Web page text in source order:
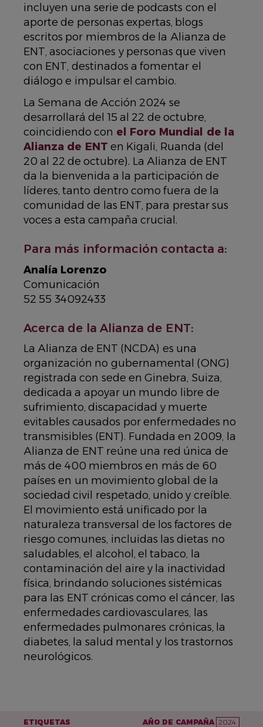
incluyen una serie de podcasts con el
aporte de personas expertas, blogs
escritos por miembros de la Alianza de
ENT, asociaciones y personas que viven
con ENT, destinados a fomentar el
diálogo e impulsar el cambio.
La Semana de Acción 2024 se
desarrollará del 15 al 22 de octubre,
coincidiendo con el Foro Mundial de la
Alianza de ENT en Kigali, Ruanda (del
20 al 22 de octubre). La Alianza de ENT
da la bienvenida a la participación de
líderes, tanto dentro como fuera de la
comunidad de las ENT, para prestar sus
voces a esta campaña crucial.
Para más información contacta a:
Analía Lorenzo
Comunicación
52 55 34092433
Acerca de la Alianza de ENT:
La Alianza de ENT (NCDA) es una
organización no gubernamental (ONG)
registrada con sede en Ginebra, Suiza,
dedicada a apoyar un mundo libre de
sufrimiento, discapacidad y muerte
evitables causados por enfermedades no
transmisibles (ENT). Fundada en 2009, la
Alianza de ENT reúne una red única de
más de 400 miembros en más de 60
países en un movimiento global de la
sociedad civil respetado, unido y creíble.
El movimiento está unificado por la
naturaleza transversal de los factores de
riesgo comunes, incluidas las dietas no
saludables, el alcohol, el tabaco, la
contaminación del aire y la inactividad
física, brindando soluciones sistémicas
para las ENT crónicas como el cáncer, las
enfermedades cardiovasculares, las
enfermedades pulmonares crónicas, la
diabetes, la salud mental y los trastornos
neurológicos.
ETIQUETAS
AÑO DE CAMPAÑA 2024